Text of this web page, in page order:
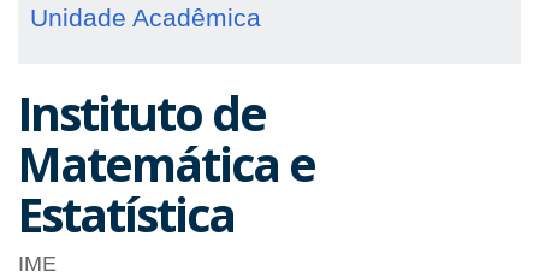
Unidade Acadêmica
Instituto de
Matemática e
Estatística
IME